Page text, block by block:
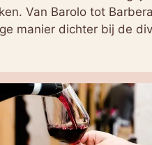
Van Barolo tot
manier dichter bij de